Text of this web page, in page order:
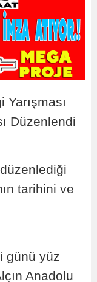
Düzenlendi
tarihini ve
günü yüz
Anadolu